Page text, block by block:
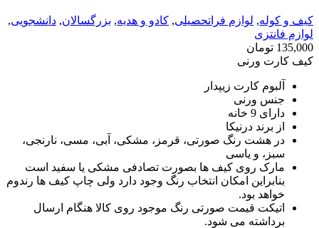
کیف و کوله, لوازم فراتحصیلی, کادو و هدیه, بزرگسالان, دانشجویی,
لوازم فانتزی
135,000 تومان
کیف کارت ورنی
آلبوم کارت زیپدار
جنس ورنی
دارای 9 خانه
از برند درنیکا
در هشت رنگ صورتی، قرمز، مشکی، آبی، مسی، نارنجی،
سبز، و یاسی
مارک روی کیف ها بصورت تصادفی مشکی یا سفید است
بنابراین امکان انتخاب رنگ وجود دارد ولی چاپ کیف ها رندوم
خواهد بود.
اتیکت قیمت صورتی رنگ موجود روی کالا هنگام ارسال
برداشته می شود.